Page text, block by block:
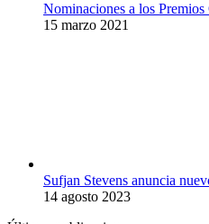
Nominaciones a los Premios
15 marzo 2021
Sufjan Stevens anuncia
14 agosto 2023